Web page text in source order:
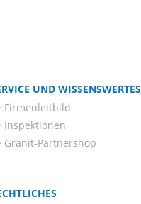
UND WISSENSWERTES
Firmenleitbild
Inspektionen
Granit-Partnershop